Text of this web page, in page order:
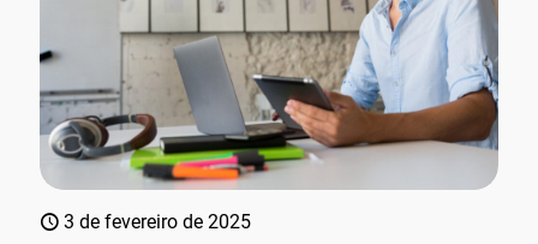
3 de fevereiro de 2025